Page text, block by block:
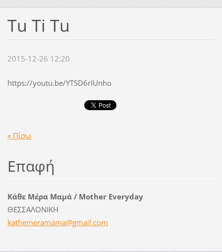
Tu Ti Tu
2015-12-26 12:20
https://youtu.be/YTSD6rIUnho
« Πίσω
Επαφή
Κάθε Μέρα Μαμά / Mother Everyday
ΘΕΣΣΑΛΟΝΙΚΗ
kathemeramama@gmail.com